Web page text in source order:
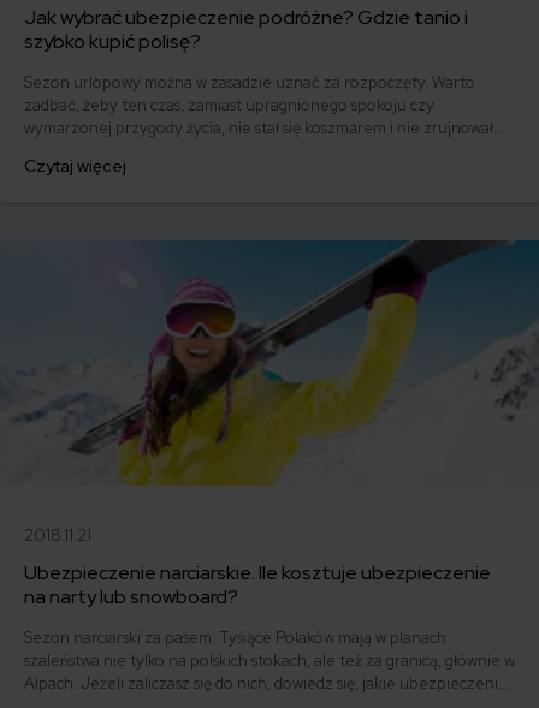
Jak wybrać ubezpieczenie podróżne? Gdzie tanio i
szybko kupić polisę?
Sezon urlopowy można w zasadzie uznać za rozpoczęty. Warto
zadbać, żeby ten czas, zamiast upragnionego spokoju czy
wymarzonej przygody życia, nie stał się koszmarem i nie zrujnował
zabezpieczyć się przed przykrymi niespodziankami i uniknąć
Czytaj więcej
2018.11.21
Ubezpieczenie narciarskie. Ile kosztuje ubezpieczenie
na narty lub snowboard?
Sezon narciarski za pasem. Tysiące Polaków mają w planach
szaleństwa nie tylko na polskich stokach, ale też za granicą, głównie w
Alpach. Jeżeli zaliczasz się do nich, dowiedz się, jakie ubezpieczenie